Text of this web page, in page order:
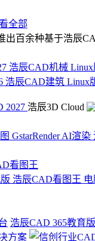
全部
出百余种基于浩辰
浩辰CAD机械 Linux
浩辰CAD建筑 Linux
2027 浩辰3D Cloud
GstarRender AI渲染
看图王
浩辰CAD看图王 电
浩辰CAD 365教育版